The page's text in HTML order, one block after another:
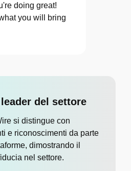
doing great!
you will bring
del settore
si distingue con
e riconoscimenti da parte
dimostrando il
nel settore.